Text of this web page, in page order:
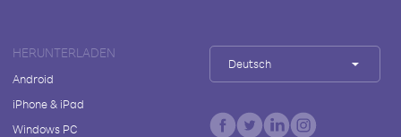
HERUNTERLADEN
Android
iPhone & iPad
Windows PC
Deutsch